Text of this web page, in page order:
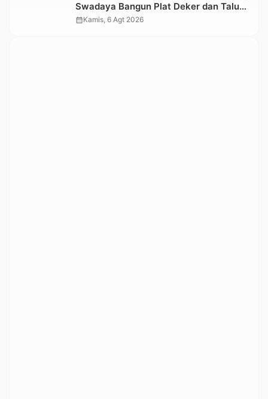
Swadaya Bangun Plat Deker dan Talut
Jalan Penghubung Antar Lembang
calendar_monthKamis, 6 Agt 2026